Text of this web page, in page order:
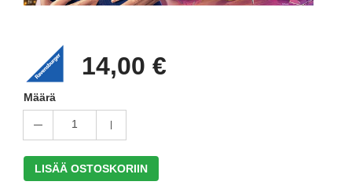
14,00 €
Määrä
1
LISÄÄ OSTOSKORIIN